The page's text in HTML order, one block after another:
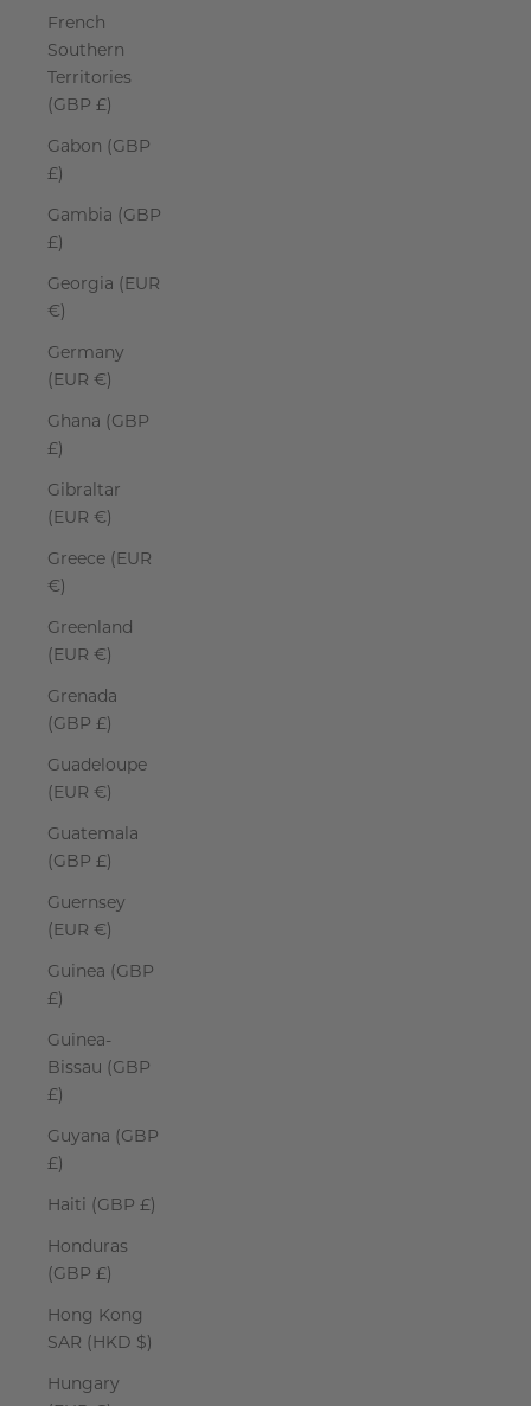
French
Southern
Territories
(GBP £)
Gabon (GBP
£)
Gambia (GBP
£)
Georgia (EUR
€)
Germany
(EUR €)
Ghana (GBP
£)
Gibraltar
(EUR €)
Greece (EUR
€)
Greenland
(EUR €)
Grenada
(GBP £)
Guadeloupe
(EUR €)
Guatemala
(GBP £)
Guernsey
(EUR €)
Guinea (GBP
£)
Guinea-
Bissau (GBP
£)
Guyana (GBP
£)
Haiti (GBP £)
Honduras
(GBP £)
Hong Kong
SAR (HKD $)
Hungary